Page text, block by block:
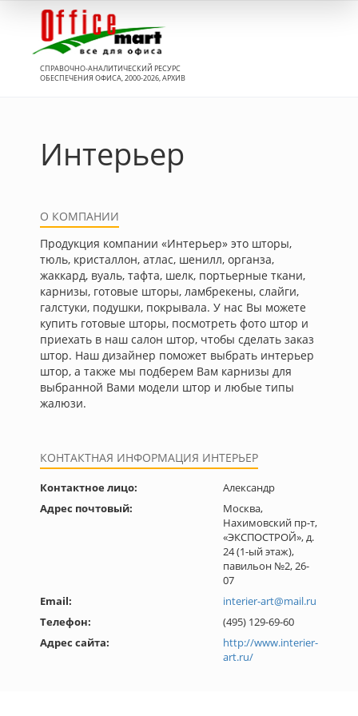
СПРАВОЧНО-АНАЛИТИЧЕСКИЙ РЕСУРС
ОБЕСПЕЧЕНИЯ ОФИСА, 2000-2026, АРХИВ
Интерьер
О КОМПАНИИ
Продукция компании «Интерьер» это шторы,
тюль, кристаллон, атлас, шенилл, органза,
жаккард, вуаль, тафта, шелк, портьерные ткани,
карнизы, готовые шторы, ламбрекены, слайги,
галстуки, подушки, покрывала. У нас Вы можете
купить готовые шторы, посмотреть фото штор и
приехать в наш салон штор, чтобы сделать заказ
штор. Наш дизайнер поможет выбрать интерьер
штор, а также мы подберем Вам карнизы для
выбранной Вами модели штор и любые типы
жалюзи.
КОНТАКТНАЯ ИНФОРМАЦИЯ ИНТЕРЬЕР
Контактное лицо:
Александр
Адрес почтовый:
Москва,
Нахимовский пр-т,
«ЭКСПОСТРОЙ», д.
24 (1-ый этаж),
павильон №2, 26-
07
Email:
interier-art@mail.ru
Телефон:
(495) 129-69-60
Адрес сайта:
http://www.interier-
art.ru/